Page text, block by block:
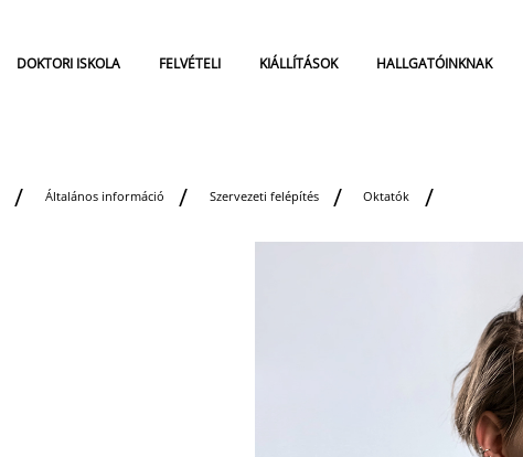
DOKTORI ISKOLA FELVÉTELI KIÁLLÍTÁSOK HALLGATÓINKNAK
Általános információ Szervezeti felépítés Oktatók